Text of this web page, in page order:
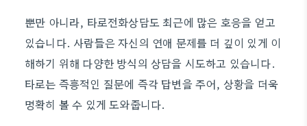
뿐만 아니라, 타로전화상담도 최근에 많은 호응을 얻고
있습니다. 사람들은 자신의 연애 문제를 더 깊이 있게 이
해하기 위해 다양한 방식의 상담을 시도하고 있습니다.
타로는 즉흥적인 질문에 즉각 답변을 주어, 상황을 더욱
명확히 볼 수 있게 도와줍니다.